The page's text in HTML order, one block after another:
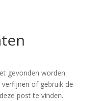
gevonden worden.
of gebruik de
post te vinden.